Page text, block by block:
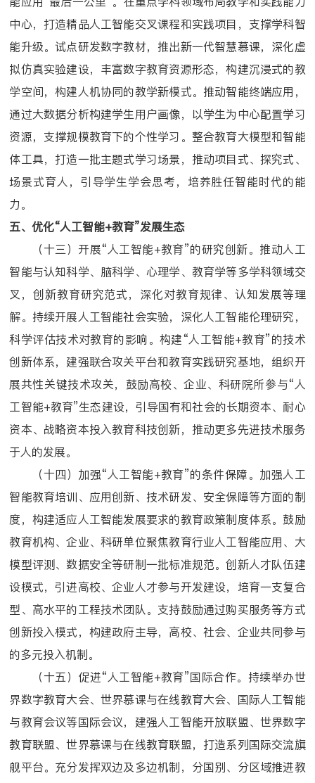
中心，打造精品人工智能交叉课程和实践项目，支撑学科智
能升级。试点研发数字教材，推出新一代智慧慕课，深化虚
拟仿真实验建设，丰富数字教育资源形态，构建沉浸式的教
学空间，构建人机协同的教学新模式。推动智能终端应用，
通过大数据分析构建学生用户画像，以学生为中心配置学习
资源，支撑规模教育下的个性学习。整合教育大模型和智能
体工具，打造一批主题式学习场景，推动项目式、探究式、
场景式育人，引导学生学会思考，培养胜任智能时代的能
力。
五、优化“人工智能+教育”发展生态
（十三）开展“人工智能+教育”的研究创新。推动人工
智能与认知科学、脑科学、心理学、教育学等多学科领域交
叉，创新教育研究范式，深化对教育规律、认知发展等理
解。持续开展人工智能社会实验，深化人工智能伦理研究，
科学评估技术对教育的影响。构建“人工智能+教育”的技术
创新体系，建强联合攻关平台和教育实践研究基地，组织开
展共性关键技术攻关，鼓励高校、企业、科研院所参与“人
工智能+教育”生态建设，引导国有和社会的长期资本、耐心
资本、战略资本投入教育科技创新， 推动更多先进技术服务
于人的发展。
（十四）加强“人工智能+教育”的条件保障。加强人工
智能教育培训、应用创新、技术研发、安全保障等方面的制
度，构建适应人工智能发展要求的教育政策制度体系。鼓励
教育机构、企业、科研单位聚焦教育行业人工智能应用、大
模型评测、数据安全等研制一批标准规范。创新人才队伍建
设模式，引进高校、企业人才参与开发建设，培育一支复合
型、高水平的工程技术团队。支持鼓励通过购买服务等方式
创新投入模式，构建政府主导，高校、社会、企业共同参与
的多元投入机制。
（十五）促进“人工智能+教育”国际合作。持续举办世
界数字教育大会、世界慕课与在线教育大会、国际人工智能
与教育会议等国际会议，建强人工智能开放联盟、世界数字
教育联盟、世界慕课与在线教育联盟，打造系列国际交流旗
舰平台。充分发挥双边及多边机制，分国别、分区域推进教